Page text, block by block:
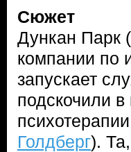
Сюжет
Дункан Парк (
компании по
запускает
подскочили
Голдберг).